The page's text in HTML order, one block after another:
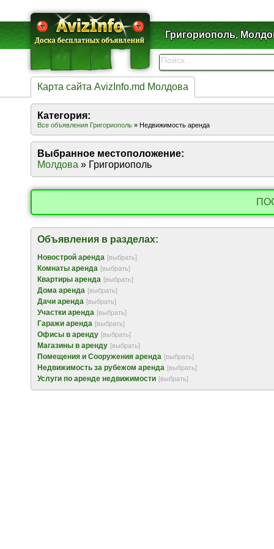
Григориополь,
Карта сайта AvizInfo.md Молдова
Категория:
Все объявления Григориополь » Недвижимость аренда
Выбранное местоположение:
Молдова » Григориополь
Объявления в разделах:
Новострой аренда [выбрать]
Комнаты аренда [выбрать]
Квартиры аренда [выбрать]
Дома аренда [выбрать]
Дачи аренда [выбрать]
Участки аренда [выбрать]
Гаражи аренда [выбрать]
Офисы в аренду [выбрать]
Магазины в аренду [выбрать]
Помещения и Сооружения аренда [выбрать]
Недвижимость за рубежом аренда [выбрать]
Услуги по аренде недвижимости [выбрать]